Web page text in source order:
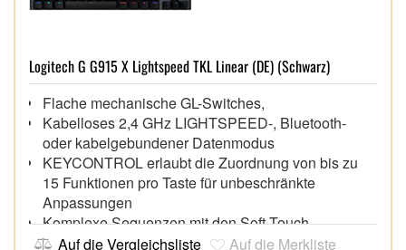
Logitech G G915 X Lightspeed TKL Linear (DE) (Schwarz)
Flache mechanische GL-Switches,
Kabelloses 2,4 GHz LIGHTSPEED-, Bluetooth-
oder kabelgebundener Datenmodus
KEYCONTROL erlaubt die Zuordnung von bis zu
15 Funktionen pro Taste für unbeschränkte
Anpassungen
Komplexe Sequenzen mit den Soft-Touch-
Multimedia-Tasten und einer gusseisernen
Auf die Vergleichsliste Auf die Merkliste